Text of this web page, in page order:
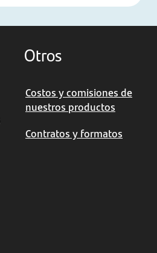
Otros
Costos y comisiones de
nuestros productos
Contratos y formatos